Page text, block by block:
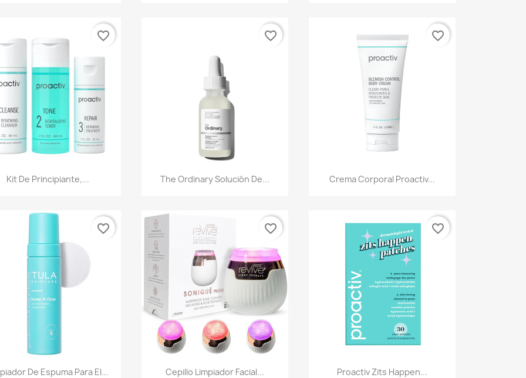
Vista rápida
Kit De Principiante,...
favorite_border
Vista rápida
The Ordinary Solución De...
favorite_border
Vista rápida
Crema Corporal Proactiv...
favorite_border
Vista rápida
De Espuma Para El...
favorite_border
 Vista rápida
Cepillo Limpiador Facial...
favorite_border
Vista rápida
Proactiv Zits Happen...
favorite_border